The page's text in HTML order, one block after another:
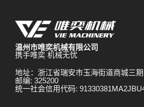
温州市唯奕机械有限公司
携手唯奕 机械无忧
地址：浙江省瑞安市玉海街道商城三
邮编: 325200
统一社会信用代码: